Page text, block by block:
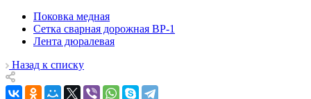
Поковка медная
Сетка сварная дорожная ВР-1
Лента дюралевая
Назад к списку